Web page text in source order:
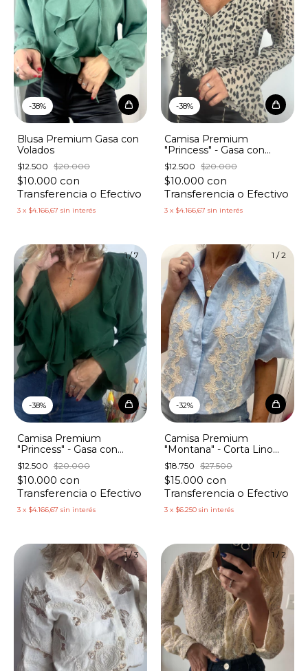
-38%
Blusa Premium Gasa con
Volados
$12.500 $20.000
$10.000 con
Transferencia o Efectivo
3 x $4.166,67 sin interés
-38%
Camisa Premium
"Princess" - Gasa con
Volados Estampada
$12.500 $20.000
$10.000 con
Transferencia o Efectivo
3 x $4.166,67 sin interés
1/7
-38%
Camisa Premium
"Princess" - Gasa con
Volados
$12.500 $20.000
$10.000 con
Transferencia o Efectivo
3 x $4.166,67 sin interés
1 /2
-32%
Camisa Premium
"Montana" - Corta Lino
Bordada
$18.750 $27.500
$15.000 con
Transferencia o Efectivo
3 x $6.250 sin interés
1/3 1 / 2